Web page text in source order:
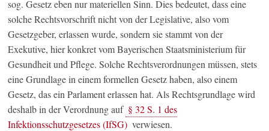
sog. Gesetz eben nur materiellen Sinn. Dies bedeutet, dass eine
solche Rechtsvorschrift nicht von der Legislative, also vom
Gesetzgeber, erlassen wurde, sondern sie stammt von der
Exekutive, hier konkret vom Bayerischen Staatsministerium für
Gesundheit und Pflege. Solche Rechtsverordnungen müssen, stets
eine Grundlage in einem formellen Gesetz haben, also einem
Gesetz, das ein Parlament erlassen hat. Als Rechtsgrundlage wird
deshalb in der Verordnung auf § 32 S. 1 des
Infektionsschutzgesetzes (IfSG) verwiesen.